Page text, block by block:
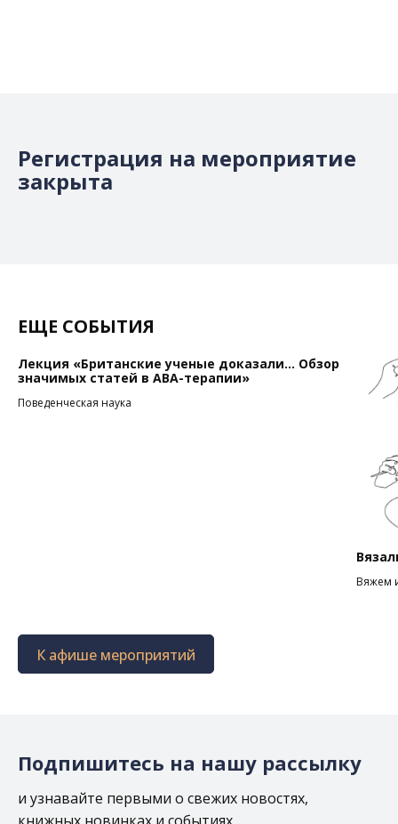
Регистрация на мероприятие
закрыта
ЕЩЕ СОБЫТИЯ
Лекция «Британские ученые доказали... Обзор
значимых статей в АВА-терапии»
Поведенческая наука
Вяжем
К афише мероприятий
Подпишитесь на нашу рассылку
и узнавайте первыми о свежих новостях,